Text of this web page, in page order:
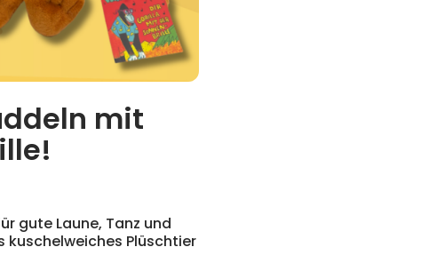
mit
gute Laune, Tanz und
kuschelweiches Plüschtier